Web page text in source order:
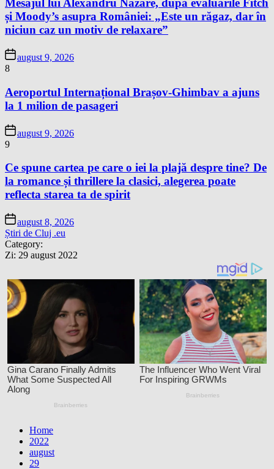
Mesajul lui Alexandru Nazare, după evaluările Fitch
și Moody’s asupra României: „Este un răgaz, dar în
niciun caz un motiv de relaxare”
august 9, 2026
8
Aeroportul Internațional Brașov-Ghimbav a ajuns
la 1 milion de pasageri
august 9, 2026
9
Ce spune cartea pe care o iei la plajă despre tine? De
la romance și thrillere la clasici, alegerea poate
reflecta starea ta de spirit
august 8, 2026
Știri de Cluj .eu
Category:
Zi: 29 august 2022
Home
2022
august
29